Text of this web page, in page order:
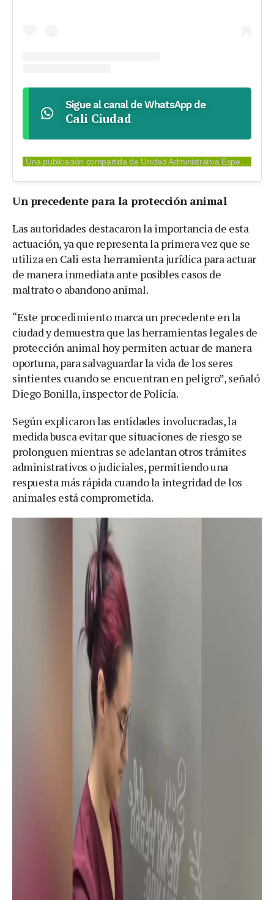
Sigue al canal de WhatsApp de
Cali Ciudad
Una publicación compartida de Unidad Administrativa Especial de Protección Animal Cali (@proteccionanimalcali)
Un precedente para la protección animal
Las autoridades destacaron la importancia de esta
actuación, ya que representa la primera vez que se
utiliza en Cali esta herramienta jurídica para actuar
de manera inmediata ante posibles casos de
maltrato o abandono animal.
“Este procedimiento marca un precedente en la
ciudad y demuestra que las herramientas legales de
protección animal hoy permiten actuar de manera
oportuna, para salvaguardar la vida de los seres
sintientes cuando se encuentran en peligro”, señaló
Diego Bonilla, inspector de Policía.
Según explicaron las entidades involucradas, la
medida busca evitar que situaciones de riesgo se
prolonguen mientras se adelantan otros trámites
administrativos o judiciales, permitiendo una
respuesta más rápida cuando la integridad de los
animales está comprometida.